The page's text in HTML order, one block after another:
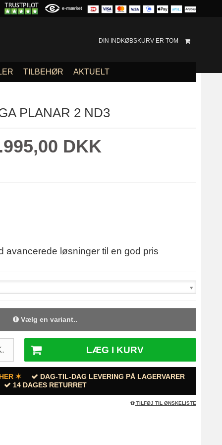
DIN INDKØBSKURV ER TOM
TILBEHØR AKTUELT
PLANAR 2 ND3
DKK
avancerede løsninger til en god pris
Vælg en variant..
LÆG I KURV
✶
DAG-TIL-DAG LEVERING PÅ LAGERVARER
14 DAGES RETURRET
TILFØJ TIL ØNSKELISTE